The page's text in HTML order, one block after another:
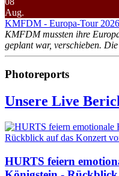
Aug.
KMFDM - Europa-Tour
KMFDM mussten ihre
geplant war, verschieben. Die
Photoreports
Unsere Live
HURTS feiern